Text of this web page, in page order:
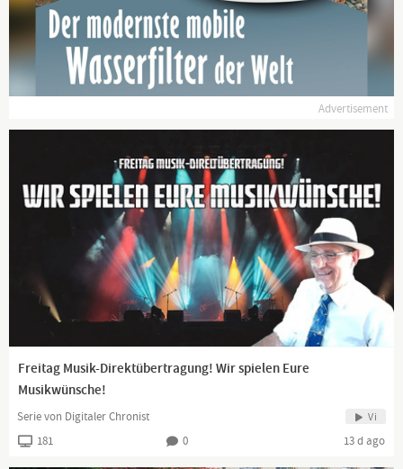
Dranbleiben lohnt sich!
www.kla.tv/news
Advertisement
Freitag Musik-Direktübertragung! Wir spielen Eure
Musikwünsche!
Serie von Digitaler Chronist Vi
181 0 13 d ago